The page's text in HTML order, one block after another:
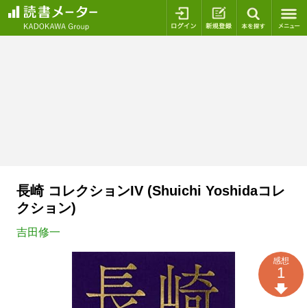
ログイン 新規登録
長崎 コレクションIV (Shuichi Yoshidaコレ
クション)
吉田修一
感想
1